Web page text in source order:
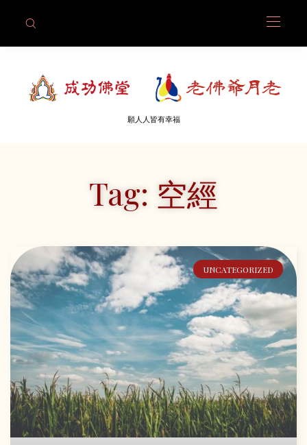
願人人皆有幸福
Tag: 空經
UNCATEGORIZED